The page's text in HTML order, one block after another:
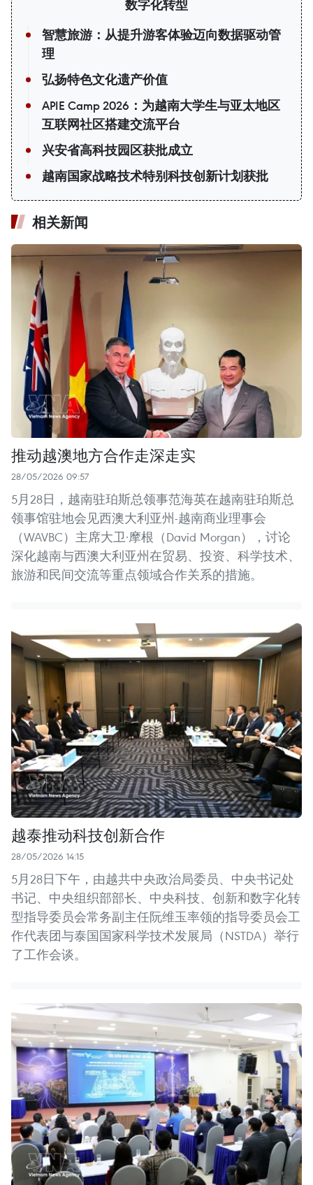
数字化转型
智慧旅游：从提升游客体验迈向数据驱动管
理
弘扬特色文化遗产价值
APIE Camp 2026：为越南大学生与亚太地区
互联网社区搭建交流平台
兴安省高科技园区获批成立
越南国家战略技术特别科技创新计划获批
相关新闻
推动越澳地方合作走深走实
28/05/2026 09:57
5月28日，越南驻珀斯总领事范海英在越南驻珀斯总
领事馆驻地会见西澳大利亚州-越南商业理事会
（WAVBC）主席大卫·摩根（David Morgan），讨论
深化越南与西澳大利亚州在贸易、投资、科学技术、
旅游和民间交流等重点领域合作关系的措施。
越泰推动科技创新合作
28/05/2026 14:15
5月28日下午，由越共中央政治局委员、中央书记处
书记、中央组织部部长、中央科技、创新和数字化转
型指导委员会常务副主任阮维玉率领的指导委员会工
作代表团与泰国国家科学技术发展局（NSTDA）举行
了工作会谈。